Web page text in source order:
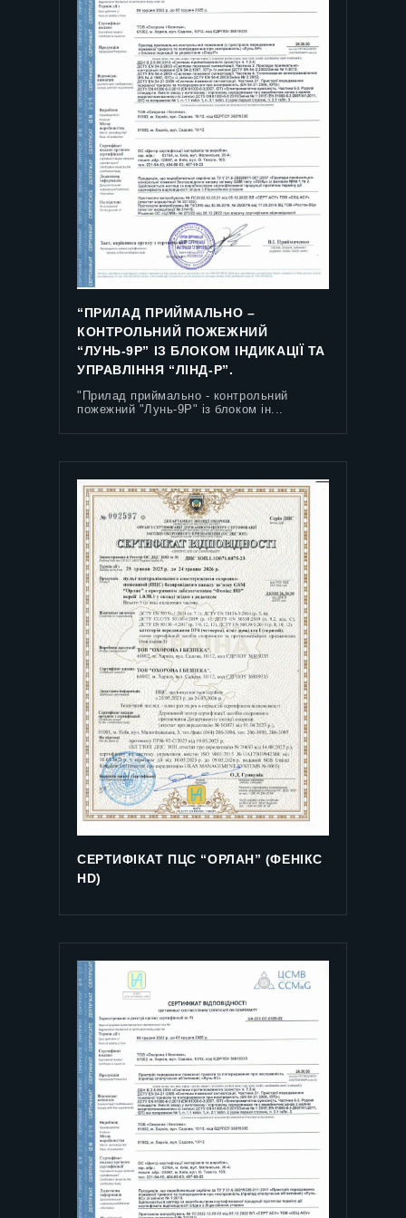
“ПРИЛАД ПРИЙМАЛЬНО –
КОНТРОЛЬНИЙ ПОЖЕЖНИЙ
“ЛУНЬ-9P” ІЗ БЛОКОМ ІНДИКАЦІЇ ТА
УПРАВЛІННЯ “ЛІНД-P”.
"Прилад приймально - контрольний
пожежний "Лунь-9P" із блоком ін...
СЕРТИФІКАТ ПЦС “ОРЛАН” (ФЕНІКС
HD)
СЕРТИФІКАТ №UA
8O072/33675634.1-2021
якістю № UA 8O072/33675634....
СЕРТИФІКАТ(UA) НА СИСТЕМУ
якістю №UA 17/819942388...